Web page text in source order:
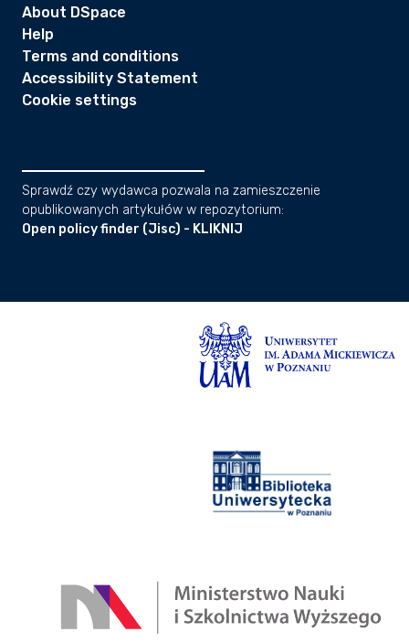
About DSpace
Help
Terms and conditions
Accessibility Statement
Cookie settings
Sprawdź czy wydawca pozwala na zamieszczenie
opublikowanych artykułów w repozytorium:
Open policy finder (Jisc) - KLIKNIJ